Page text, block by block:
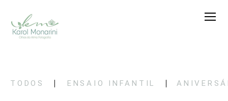
TODOS ENSAIO INFANTIL